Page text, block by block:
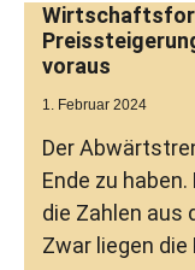
voraus
1. Februar 2024
Der
Ende zu
die Zahlen aus
Zwar liegen die